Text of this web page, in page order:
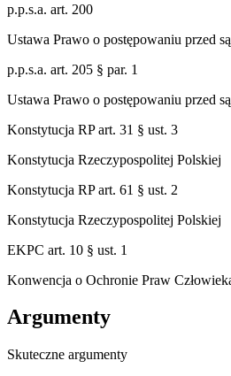
p.p.s.a. art. 200
Ustawa Prawo o postępowaniu przed
p.p.s.a. art. 205 § par. 1
Ustawa Prawo o postępowaniu przed
Konstytucja RP art. 31 § ust. 3
Konstytucja Rzeczypospolitej Polskiej
Konstytucja RP art. 61 § ust. 2
Konstytucja Rzeczypospolitej Polskiej
EKPC art. 10 § ust. 1
Konwencja o Ochronie Praw
Argumenty
Skuteczne argumenty